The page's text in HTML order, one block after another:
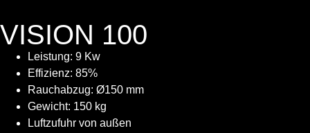
VISION 100
Leistung: 9 Kw
Effizienz: 85%
Rauchabzug: Ø150 mm
Gewicht: 150 kg
Luftzufuhr von außen